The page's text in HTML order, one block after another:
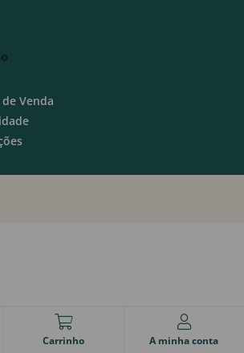
Venda
Carrinho A minha conta